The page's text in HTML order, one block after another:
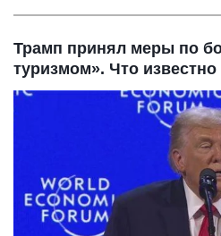
Трамп принял меры по
туризмом». Что известно